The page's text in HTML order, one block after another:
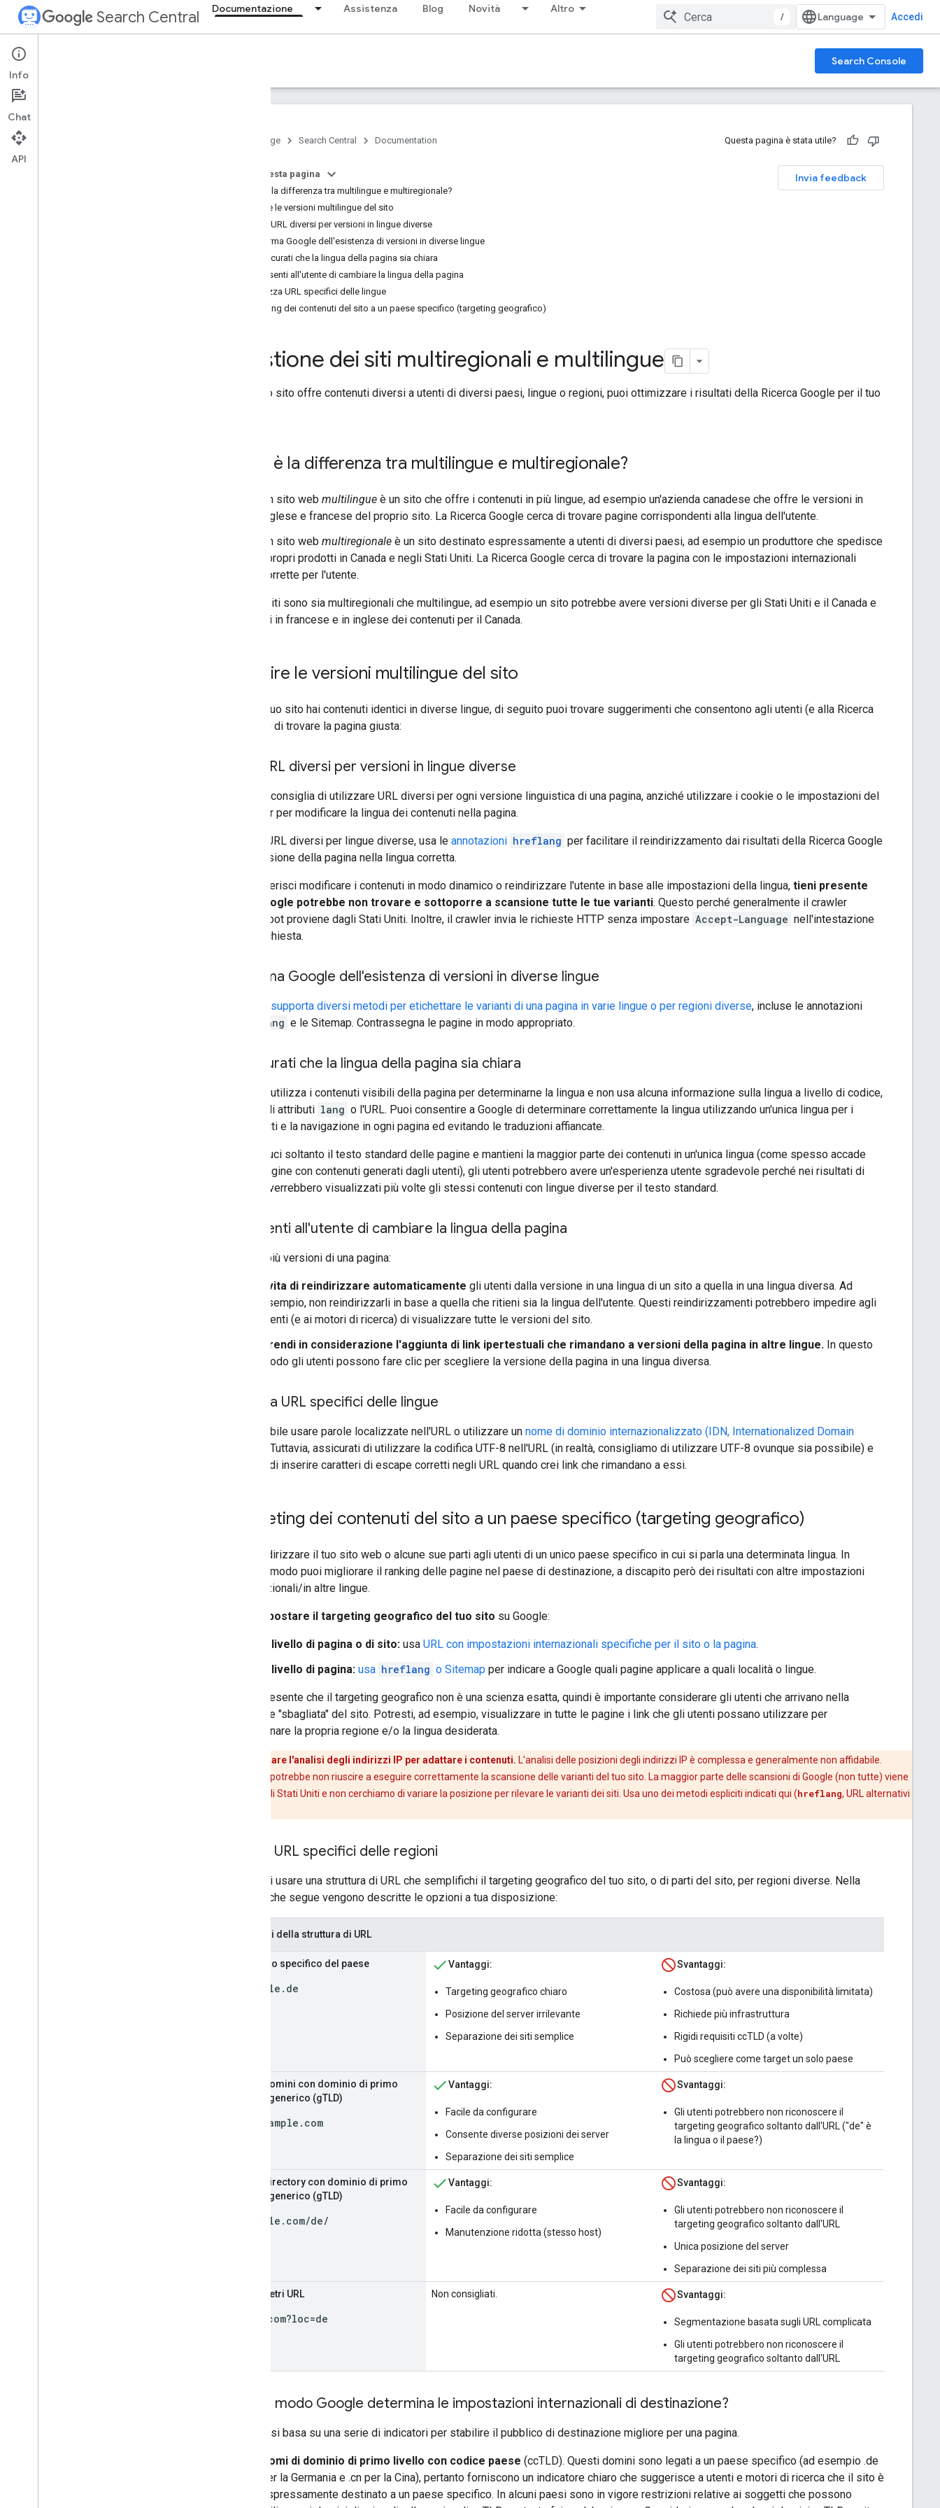
Search Central Documentazione Assistenza Blog Novità Altro
/ Accedi
Documentation Search Console
Concetti fondamentali della SEO
Home page Search Central Documentation Questa pagina è stata utile?
Invia feedback
Su questa pagina
Qual è la differenza tra multilingue e multiregionale?
Gestire le versioni multilingue del sito
Usa URL diversi per versioni in lingue diverse
Informa Google dell'esistenza di versioni in diverse lingue
Assicurati che la lingua della pagina sia chiara
Consenti all'utente di cambiare la lingua della pagina
Utilizza URL specifici delle lingue
Targeting dei contenuti del sito a un paese specifico (targeting geografico)
Gestione dei siti multiregionali e multilingue
Se il tuo sito offre contenuti diversi a utenti di diversi paesi, lingue o regioni, puoi ottimizzare i risultati della Ricerca Google per il tuo
Qual è la differenza tra multilingue e multiregionale?
Un sito web multilingue è un sito che offre i contenuti in più lingue, ad esempio un'azienda canadese che offre le versioni in
inglese e francese del proprio sito. La Ricerca Google cerca di trovare pagine corrispondenti alla lingua dell'utente.
Un sito web multiregionale è un sito destinato espressamente a utenti di diversi paesi, ad esempio un produttore che spedisce
i propri prodotti in Canada e negli Stati Uniti. La Ricerca Google cerca di trovare la pagina con le impostazioni internazionali
corrette per l'utente.
Alcuni siti sono sia multiregionali che multilingue, ad esempio un sito potrebbe avere versioni diverse per gli Stati Uniti e il Canada e
versioni in francese e in inglese dei contenuti per il Canada.
Gestire le versioni multilingue del sito
Se sul tuo sito hai contenuti identici in diverse lingue, di seguito puoi trovare suggerimenti che consentono agli utenti (e alla Ricerca
Google) di trovare la pagina giusta:
Usa URL diversi per versioni in lingue diverse
Google consiglia di utilizzare URL diversi per ogni versione linguistica di una pagina, anziché utilizzare i cookie o le impostazioni del
browser per modificare la lingua dei contenuti nella pagina.
Se usi URL diversi per lingue diverse, usa le annotazioni hreflang per facilitare il reindirizzamento dai risultati della Ricerca Google
alla versione della pagina nella lingua corretta.
Se preferisci modificare i contenuti in modo dinamico o reindirizzare l'utente in base alle impostazioni della lingua, tieni presente
che Google potrebbe non trovare e sottoporre a scansione tutte le tue varianti. Questo perché generalmente il crawler
Googlebot proviene dagli Stati Uniti. Inoltre, il crawler invia le richieste HTTP senza impostare Accept-Language nell'intestazione
della richiesta.
Informa Google dell'esistenza di versioni in diverse lingue
Google supporta diversi metodi per etichettare le varianti di una pagina in varie lingue o per regioni diverse, incluse le annotazioni
hreflang e le Sitemap. Contrassegna le pagine in modo appropriato.
Assicurati che la lingua della pagina sia chiara
Google utilizza i contenuti visibili della pagina per determinarne la lingua e non usa alcuna informazione sulla lingua a livello di codice,
come gli attributi lang o l'URL. Puoi consentire a Google di determinare correttamente la lingua utilizzando un'unica lingua per i
contenuti e la navigazione in ogni pagina ed evitando le traduzioni affiancate.
Se traduci soltanto il testo standard delle pagine e mantieni la maggior parte dei contenuti in un'unica lingua (come spesso accade
nelle pagine con contenuti generati dagli utenti), gli utenti potrebbero avere un'esperienza utente sgradevole perché nei risultati di
ricerca verrebbero visualizzati più volte gli stessi contenuti con lingue diverse per il testo standard.
Consenti all'utente di cambiare la lingua della pagina
Se hai più versioni di una pagina:
Evita di reindirizzare automaticamente gli utenti dalla versione in una lingua di un sito a quella in una lingua diversa. Ad
esempio, non reindirizzarli in base a quella che ritieni sia la lingua dell'utente. Questi reindirizzamenti potrebbero impedire agli
utenti (e ai motori di ricerca) di visualizzare tutte le versioni del sito.
Prendi in considerazione l'aggiunta di link ipertestuali che rimandano a versioni della pagina in altre lingue. In questo
modo gli utenti possono fare clic per scegliere la versione della pagina in una lingua diversa.
Utilizza URL specifici delle lingue
È possibile usare parole localizzate nell'URL o utilizzare un nome di dominio internazionalizzato (IDN, Internationalized Domain
. Tuttavia, assicurati di utilizzare la codifica UTF-8 nell'URL (in realtà, consigliamo di utilizzare UTF-8 ovunque sia possibile) e
ricorda di inserire caratteri di escape corretti negli URL quando crei link che rimandano a essi.
Targeting dei contenuti del sito a un paese specifico (targeting geografico)
Puoi indirizzare il tuo sito web o alcune sue parti agli utenti di un unico paese specifico in cui si parla una determinata lingua. In
questo modo puoi migliorare il ranking delle pagine nel paese di destinazione, a discapito però dei risultati con altre impostazioni
internazionali/in altre lingue.
Per impostare il targeting geografico del tuo sito su Google:
A livello di pagina o di sito: usa URL con impostazioni internazionali specifiche per il sito o la pagina.
A livello di pagina: usa hreflang o Sitemap per indicare a Google quali pagine applicare a quali località o lingue.
Tieni presente che il targeting geografico non è una scienza esatta, quindi è importante considerare gli utenti che arrivano nella
versione "sbagliata" del sito. Potresti, ad esempio, visualizzare in tutte le pagine i link che gli utenti possano utilizzare per
selezionare la propria regione e/o la lingua desiderata.
Non utilizzare l'analisi degli indirizzi IP per adattare i contenuti. L'analisi delle posizioni degli indirizzi IP è complessa e generalmente non affidabile.
Inoltre, Google potrebbe non riuscire a eseguire correttamente la scansione delle varianti del tuo sito. La maggior parte delle scansioni di Google (non tutte) viene
effettuata dagli Stati Uniti e non cerchiamo di variare la posizione per rilevare le varianti dei siti. Usa uno dei metodi espliciti indicati qui (hreflang, URL alternativi
Usare URL specifici delle regioni
Potresti usare una struttura di URL che semplifichi il targeting geografico del tuo sito, o di parti del sito, per regioni diverse. Nella
tabella che segue vengono descritte le opzioni a tua disposizione:
Opzioni della struttura di URL
Dominio specifico del paese
example.de
Vantaggi:
Targeting geografico chiaro
Posizione del server irrilevante
Separazione dei siti semplice
Svantaggi:
Costosa (può avere una disponibilità limitata)
Richiede più infrastruttura
Rigidi requisiti ccTLD (a volte)
Può scegliere come target un solo paese
Sottodomini con dominio di primo
livello generico (gTLD)
de.example.com
Vantaggi:
Facile da configurare
Consente diverse posizioni dei server
Separazione dei siti semplice
Svantaggi:
Gli utenti potrebbero non riconoscere il
targeting geografico soltanto dall'URL ("de" è
la lingua o il paese?)
Sottodirectory con dominio di primo
livello generico (gTLD)
example.com/de/
Vantaggi:
Facile da configurare
Manutenzione ridotta (stesso host)
Svantaggi:
Gli utenti potrebbero non riconoscere il
targeting geografico soltanto dall'URL
Unica posizione del server
Separazione dei siti più complessa
Parametri URL
site.com?loc=de
Non consigliati. Svantaggi:
Segmentazione basata sugli URL complicata
Gli utenti potrebbero non riconoscere il
targeting geografico soltanto dall'URL
In che modo Google determina le impostazioni internazionali di destinazione?
Google si basa su una serie di indicatori per stabilire il pubblico di destinazione migliore per una pagina.
Nomi di dominio di primo livello con codice paese (ccTLD). Questi domini sono legati a un paese specifico (ad esempio .de
per la Germania e .cn per la Cina), pertanto forniscono un indicatore chiaro che suggerisce a utenti e motori di ricerca che il sito è
espressamente destinato a un paese specifico. In alcuni paesi sono in vigore restrizioni relative ai soggetti che possono
Info
Chat
API